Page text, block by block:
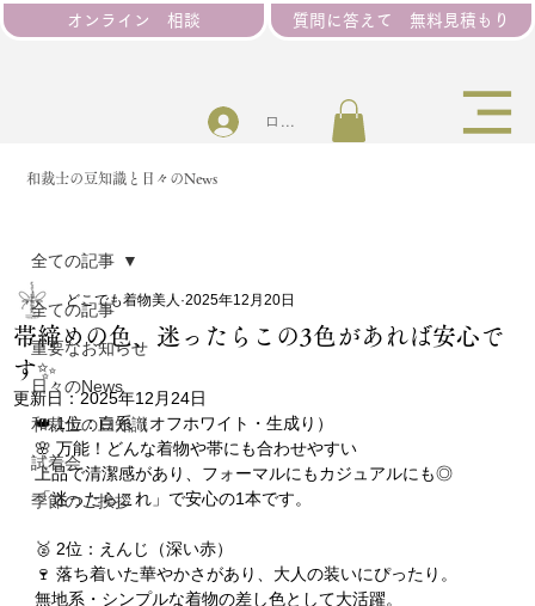
オンライン 相談 質問に答えて 無料見積もり
ログイン
和裁士の豆知識と日々のNews
全ての記事
重要なお知らせ
日々のNews
和裁士の豆知識
試着会
季節のご挨拶
全ての記事
帯締めの色、迷ったらこの3色があれば安心で
す✨⁡
どこでも着物美人 2025年12月20日
更新日：2025年12月24日
👑 1位：白系（オフホワイト・生成り）
🌸 万能！どんな着物や帯にも合わせやすい
上品で清潔感があり、フォーマルにもカジュアルにも◎
「迷ったらこれ」で安心の1本です。
🥈 2位：えんじ（深い赤）
🍷 落ち着いた華やかさがあり、大人の装いにぴったり。
無地系・シンプルな着物の差し色として大活躍。